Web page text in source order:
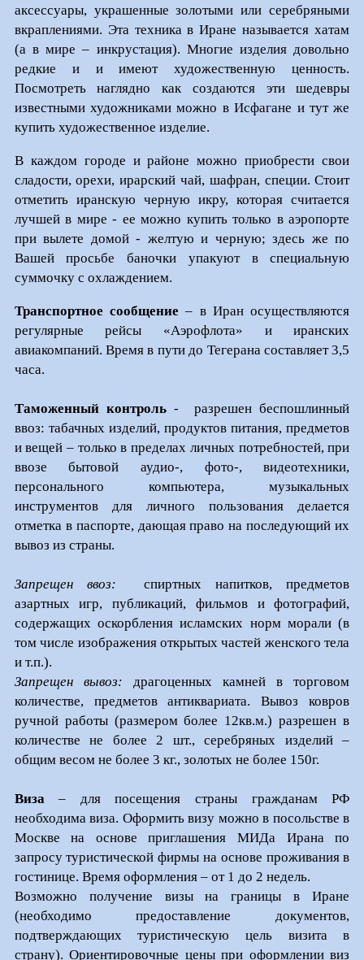
аксессуары, украшенные золотыми или серебряными
вкраплениями. Эта техника в Иране называется хатам
(а в мире – инкрустация). Многие изделия довольно
редкие и и имеют художественную ценность.
Посмотреть наглядно как создаются эти шедевры
известными художниками можно в Исфагане и тут же
купить художественное изделие.
В каждом городе и районе можно приобрести свои
сладости, орехи, ирарский чай, шафран, специи. Стоит
отметить иранскую черную икру, которая считается
лучшей в мире - ее можно купить только в аэропорте
при вылете домой - желтую и черную; здесь же по
Вашей просьбе баночки упакуют в специальную
суммочку с охлаждением.
Транспортное сообщение – в Иран осуществляются
регулярные рейсы «Аэрофлота» и иранских
авиакомпаний. Время в пути до Тегерана составляет 3,5
часа.
Таможенный контроль-
разрешен беспошлинный
ввоз: табачных изделий, продуктов питания, предметов
и вещей – только в пределах личных потребностей, при
ввозе бытовой аудио-, фото-, видеотехники,
персонального компьютера, музыкальных
инструментов для личного пользования делается
отметка в паспорте, дающая право на последующий их
вывоз из страны.
Запрещен ввоз: спиртных напитков, предметов
азартных игр, публикаций, фильмов и фотографий,
содержащих оскорбления исламских норм морали (в
том числе изображения открытых частей женского тела
и т.п.).
Запрещен вывоз: драгоценных камней в торговом
количестве, предметов антиквариата. Вывоз ковров
ручной работы (размером более 12кв.м.) разрешен в
количестве не более 2 шт., серебряных изделий –
общим весом не более 3 кг., золотых не более 150г.
Виза– для посещения страны гражданам РФ
необходима виза. Оформить визу можно в посольстве в
Москве на основе приглашения МИДа Ирана по
запросу туристической фирмы на основе проживания в
гостинице. Время оформления – от 1 до 2 недель.
Возможно получение визы на границы в Иране
(необходимо предоставление документов,
подтверждающих туристическую цель визита в
страну). Ориентировочные цены при оформлении виз